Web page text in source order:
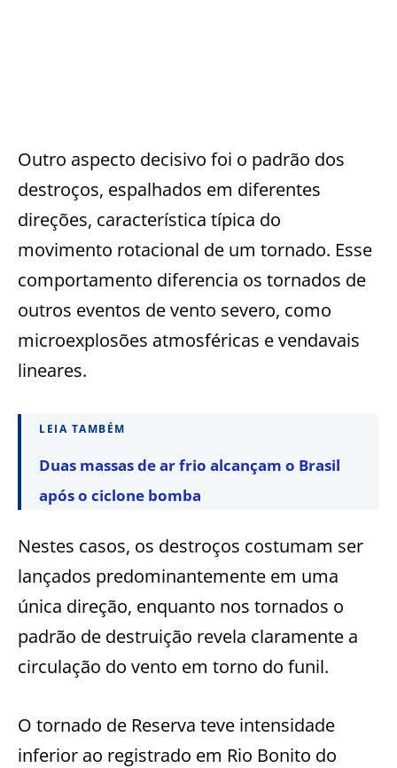
Outro aspecto decisivo foi o padrão dos
destroços, espalhados em diferentes
direções, característica típica do
movimento rotacional de um tornado. Esse
comportamento diferencia os tornados de
outros eventos de vento severo, como
microexplosões atmosféricas e vendavais
lineares.
LEIA TAMBÉM
Duas massas de ar frio alcançam o Brasil
após o ciclone bomba
Nestes casos, os destroços costumam ser
lançados predominantemente em uma
única direção, enquanto nos tornados o
padrão de destruição revela claramente a
circulação do vento em torno do funil.
O tornado de Reserva teve intensidade
inferior ao registrado em Rio Bonito do